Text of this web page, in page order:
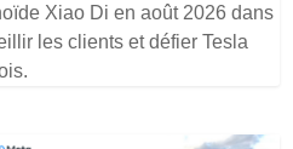
Xiao Di en août 2026 dans
les clients et défier Tesla